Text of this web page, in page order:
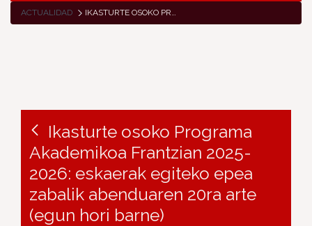
ACTUALIDAD IKASTURTE OSOKO PROGRAMA AKADEMIKOA FRANTZIAN 2025-2026: ESKAERAK EGITEKO EPEA ZABALIK ABENDUAREN 20RA ARTE (EGUN HORI BARNE)
Ikasturte osoko Programa
Akademikoa Frantzian 2025-
2026: eskaerak egiteko epea
zabalik abenduaren 20ra arte
(egun hori barne)